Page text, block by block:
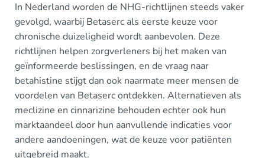
In Nederland worden de NHG-richtlijnen steeds vaker
gevolgd, waarbij Betaserc als eerste keuze voor
chronische duizeligheid wordt aanbevolen. Deze
richtlijnen helpen zorgverleners bij het maken van
geïnformeerde beslissingen, en de vraag naar
betahistine stijgt dan ook naarmate meer mensen de
voordelen van Betaserc ontdekken. Alternatieven als
meclizine en cinnarizine behouden echter ook hun
marktaandeel door hun aanvullende indicaties voor
andere aandoeningen, wat de keuze voor patiënten
uitgebreid maakt.